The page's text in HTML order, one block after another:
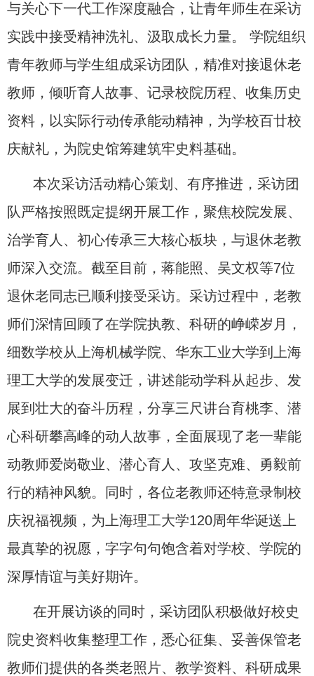
与关心下一代工作深度融合，让青年师生在采访
实践中接受精神洗礼、汲取成长力量。 学院组织
青年教师与学生组成采访团队，精准对接退休老
教师，倾听育人故事、记录校院历程、收集历史
资料，以实际行动传承能动精神，为学校百廿校
庆献礼，为院史馆筹建筑牢史料基础。
本次采访活动精心策划、有序推进，采访团
队严格按照既定提纲开展工作，聚焦校院发展、
治学育人、初心传承三大核心板块，与退休老教
师深入交流。截至目前，蒋能照、吴文权等7位
退休老同志已顺利接受采访。采访过程中，老教
师们深情回顾了在学院执教、科研的峥嵘岁月，
细数学校从上海机械学院、华东工业大学到上海
理工大学的发展变迁，讲述能动学科从起步、发
展到壮大的奋斗历程，分享三尺讲台育桃李、潜
心科研攀高峰的动人故事，全面展现了老一辈能
动教师爱岗敬业、潜心育人、攻坚克难、勇毅前
行的精神风貌。同时，各位老教师还特意录制校
庆祝福视频，为上海理工大学120周年华诞送上
最真挚的祝愿，字字句句饱含着对学校、学院的
深厚情谊与美好期许。
在开展访谈的同时，采访团队积极做好校史
院史资料收集整理工作，悉心征集、妥善保管老
教师们提供的各类老照片、教学资料、科研成果